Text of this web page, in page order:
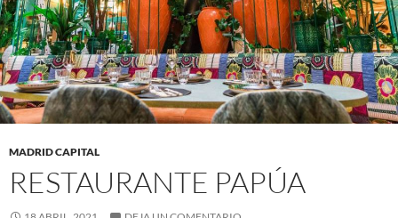
MADRID CAPITAL
RESTAURANTE PAPÚA